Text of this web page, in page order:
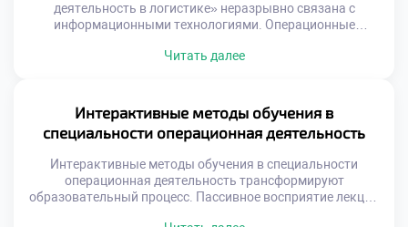
деятельность в логистике» неразрывно связана с
информационными технологиями. Операционные
любого предприятия сегодня. Без них эффективное
данные в упорядоченные бизнес-процессы. Понимание
принципов работы таких систем обязательно для
специалиста. Цифровизация меняет саму суть
логистических операций на складах. Ручной учет и […]
Читать далее
Интерактивные методы обучения в
специальности операционная деятельность
Интерактивные методы обучения в специальности
операционная деятельность трансформируют
образовательный процесс. Пассивное восприятие лекций